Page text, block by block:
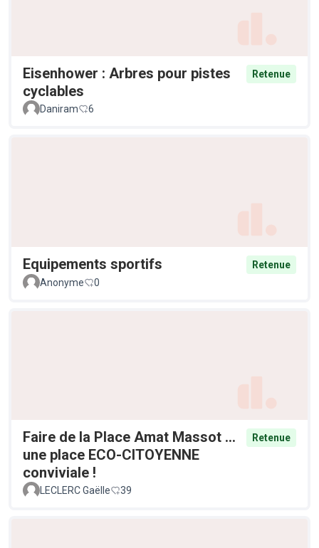
Eisenhower : Arbres pour pistes
cyclables
Retenue
Daniram 6
Equipements sportifs
Retenue
Anonyme
0
Faire de la Place Amat Massot ...
une place ECO-CITOYENNE
conviviale !
Retenue
LECLERC Gaëlle 39